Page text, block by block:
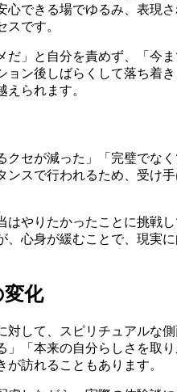
できる場でゆるみ、表
です。
」と自分を責めず、「今
ン後しばらくして落ち着
られます。
セが減った」「完璧でな
スで行われるため、受け
やりたかったことに挑戦
心身が緩むことで、現実
化
して、スピリチュアルな
「本来の自分らしさを取
訪れることもあります。